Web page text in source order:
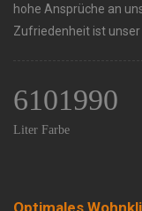
hohe Ansprüche an
Zufriedenheit ist
6101990
Liter Farbe
Optimales